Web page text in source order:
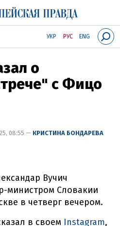
УКР РУС ENG
о
с Фицо
08:55 — КРИСТИНА БОНДАРЕВА
Вучич
министром Словакии
в четверг вечером.
в своем Instagram,